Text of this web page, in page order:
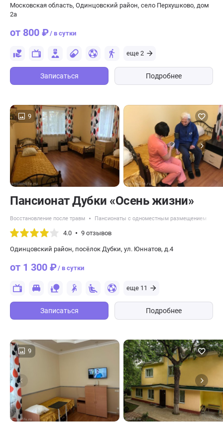
Московская область, Одинцовский район, село Перхушково, дом
2а
от 800 ₽/ в сутки
еще 2
Записаться Подробнее
9
Пансионат Дубки «Осень жизни»
Восстановление после травм Пансионаты с одноместным размещением
4.0 9 отзывов
Одинцовский район, посёлок Дубки, ул. Юннатов, д.4
от 1 300 ₽/ в сутки
еще 11
Записаться Подробнее
9